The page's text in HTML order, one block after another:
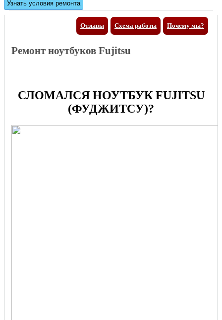
Отзывы Почему мы?
Схема работы
Ремонт ноутбуков Fujitsu
СЛОМАЛСЯ НОУТБУК FUJITSU
(ФУДЖИТСУ)?